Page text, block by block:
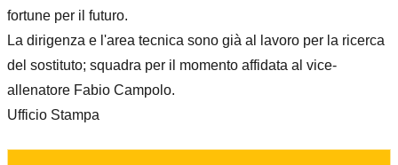
fortune per il futuro.
La dirigenza e l'area tecnica sono già al lavoro per la ricerca
del sostituto; squadra per il momento affidata al vice-
allenatore Fabio Campolo.
Ufficio Stampa